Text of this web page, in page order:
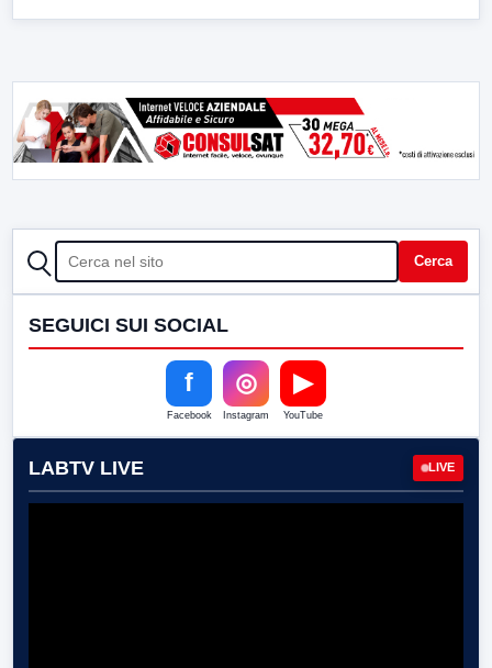
CERCA Cerca
SEGUICI SUI SOCIAL
f
Facebook
◎
Instagram
▶
YouTube
LABTV LIVE LIVE